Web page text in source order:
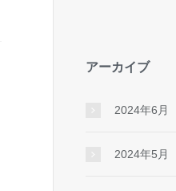
アーカイブ
2024年6月
2024年5月